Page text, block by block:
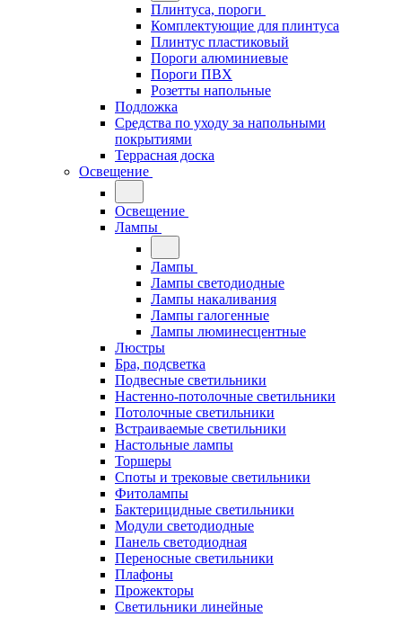
Плинтуса, пороги
Комплектующие для плинтуса
Плинтус пластиковый
Пороги алюминиевые
Пороги ПВХ
Розетты напольные
Подложка
Средства по уходу за напольными
покрытиями
Террасная доска
Освещение
Освещение
Лампы
Лампы
Лампы светодиодные
Лампы накаливания
Лампы галогенные
Лампы люминесцентные
Люстры
Бра, подсветка
Подвесные светильники
Настенно-потолочные светильники
Потолочные светильники
Встраиваемые светильники
Настольные лампы
Торшеры
Споты и трековые светильники
Фитолампы
Бактерицидные светильники
Модули светодиодные
Панель светодиодная
Переносные светильники
Плафоны
Прожекторы
Светильники линейные